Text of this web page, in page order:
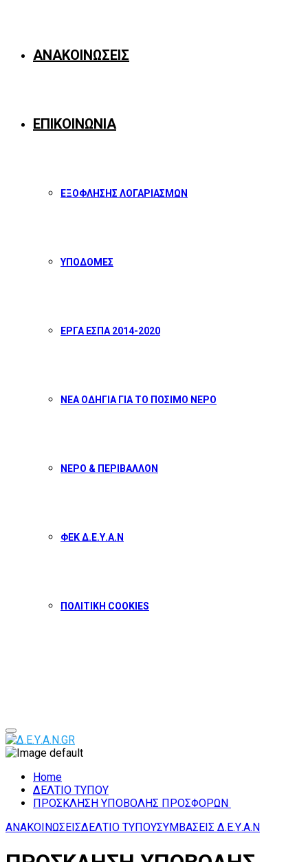
ΑΝΑΚΟΙΝΩΣΕΙΣ
ΕΠΙΚΟΙΝΩΝΙΑ
ΕΞΟΦΛΗΣΗΣ ΛΟΓΑΡΙΑΣΜΩΝ
ΥΠΟΔΟΜΕΣ
ΕΡΓΑ ΕΣΠΑ 2014-2020
ΝΕΑ ΟΔΗΓΙΑ ΓΙΑ ΤΟ ΠΟΣΙΜΟ ΝΕΡΟ
ΝΕΡΟ & ΠΕΡΙΒΑΛΛΟΝ
ΦΕΚ Δ.Ε.Υ.Α.Ν
ΠΟΛΙΤΙΚΗ COOKIES
Primary
Menu
Home
ΔΕΛΤΙΟ ΤΥΠΟΥ
ΠΡΟΣΚΛΗΣΗ ΥΠΟΒΟΛΗΣ ΠΡΟΣΦΟΡΩΝ
ΑΝΑΚΟΙΝΩΣΕΙΣΔΕΛΤΙΟ ΤΥΠΟΥΣΥΜΒΑΣΕΙΣ Δ.Ε.Υ.Α.Ν